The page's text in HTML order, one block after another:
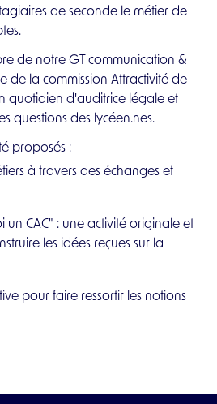
Vous êtes ?
ou futur auditeur légal
Évènements
de seconde le métier de
de notre GT communication &
de la commission Attractivité de
quotidien d'auditrice légale et
questions des lycéen.nes.
proposés :
à travers des échanges et
un CAC" : une activité originale et
les idées reçues sur la
pour faire ressortir les notions